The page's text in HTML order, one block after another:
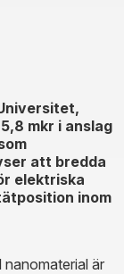
mkr i anslag
att bredda
elektriska
inom
nanomaterial är